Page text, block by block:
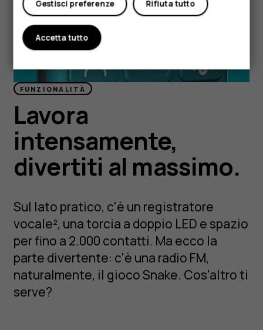
FUNZIONALITÀ
Lavora
intensamente,
divertiti al massimo.
Sul lato pratico, c'è un registratore
vocale², una torcia a doppio LED e spazio
per fino a 2.000 contatti. Ma ecco la
parte divertente: c'è una radio FM,
naturalmente, il gioco Snake. Cos'altro ti
serve?
Rifiuta tutto
Gestisci preferenze
Accetta tutto